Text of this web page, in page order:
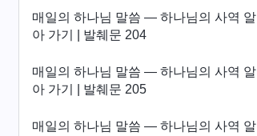
매일의 하나님 말씀 ― 하나님의 사역 알
아 가기 | 발췌문 204
매일의 하나님 말씀 ― 하나님의 사역 알
아 가기 | 발췌문 205
매일의 하나님 말씀 ― 하나님의 사역 알